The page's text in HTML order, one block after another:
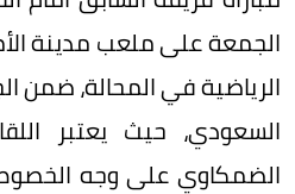
الجمعة على ملعب مدينة
السعودي، حيث يعتبر